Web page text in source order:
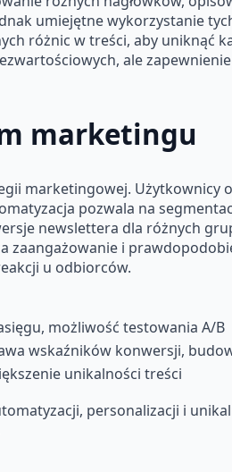
umiejętne wykorzystanie
różnic w treści, aby uniknąć
ale
marketingu
marketingowej. Użytkownicy
pozwala na
newslettera dla różnych
zaangażowanie i
u odbiorców.
możliwość testowania A/B
wskaźników konwersji,
unikalności treści
personalizacji i